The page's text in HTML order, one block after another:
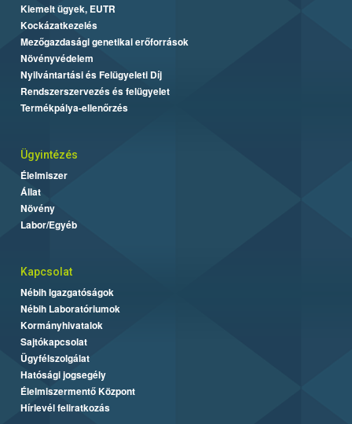
Kiemelt ügyek, EUTR
Kockázatkezelés
Mezőgazdasági genetikai erőforrások
Növényvédelem
Nyilvántartási és Felügyeleti Díj
Rendszerszervezés és felügyelet
Termékpálya-ellenőrzés
Ügyintézés
Élelmiszer
Állat
Növény
Labor/Egyéb
Kapcsolat
Nébih Igazgatóságok
Nébih Laboratóriumok
Kormányhivatalok
Sajtókapcsolat
Ügyfélszolgálat
Hatósági jogsegély
Élelmiszermentő Központ
Hírlevél feliratkozás